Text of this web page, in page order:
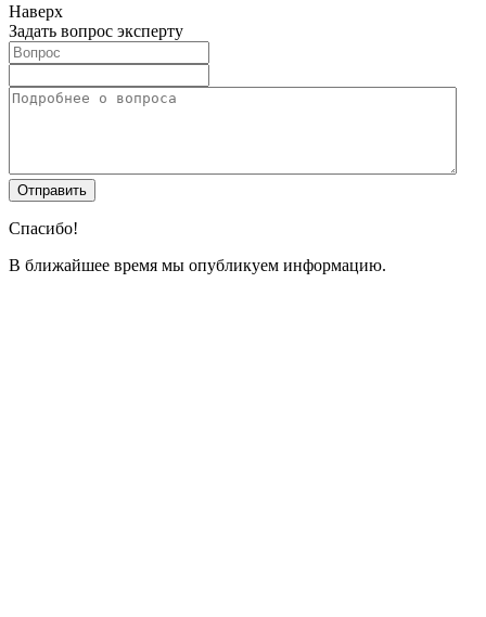
Наверх
Задать вопрос эксперту
Спасибо!
В ближайшее время мы опубликуем информацию.